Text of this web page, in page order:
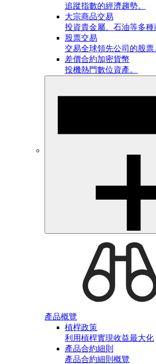
追蹤指數的經濟趨勢。
大宗商品交易
投資貴金屬、石油等多種
股票交易
交易全球領先公司的股票
差價合約加密貨幣
投機熱門數位資產。
產品概覽
槓桿政策
利用槓桿實現收益最大化
產品合約細則
產品合約細則概覽